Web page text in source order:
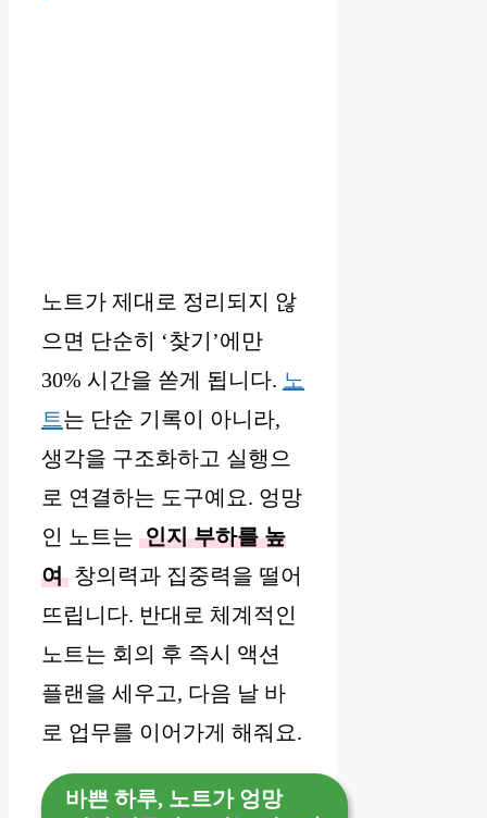
노트가 제대로 정리되지 않
으면 단순히 ‘찾기’에만
30% 시간을 쏟게 됩니다. 노
트는 단순 기록이 아니라,
생각을 구조화하고 실행으
로 연결하는 도구예요. 엉망
인 노트는 인지 부하를 높
여 창의력과 집중력을 떨어
뜨립니다. 반대로 체계적인
노트는 회의 후 즉시 액션
플랜을 세우고, 다음 날 바
로 업무를 이어가게 해줘요.
바쁜 하루, 노트가 엉망